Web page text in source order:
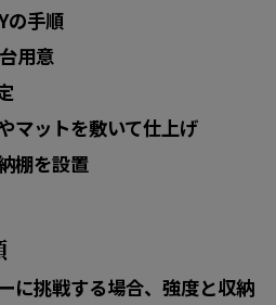
の手順
用意
マットを敷いて仕上げ
棚を設置
に挑戦する場合、強度と収納